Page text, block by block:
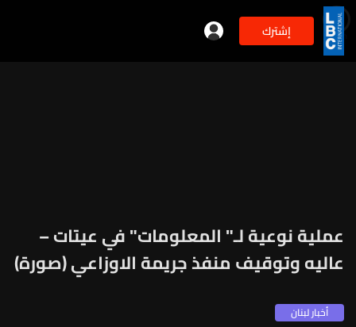
إشترك 2min
عملية نوعية لـ" المعلومات" في عيتات –
عاليه وتوقيف منفذ جريمة الاوزاعي (صورة)
أخبار لبنان